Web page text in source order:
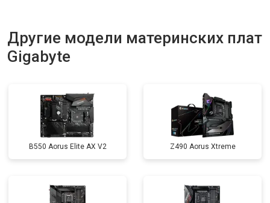
Другие модели материнских плат
Gigabyte
B550 Aorus Elite AX V2 Z490 Aorus Xtreme